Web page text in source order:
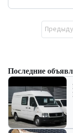
Последние